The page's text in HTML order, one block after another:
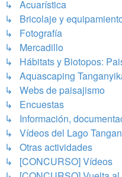
↳ Acuarística
↳ Bricolaje y
↳ Fotografía
↳ Mercadillo
↳ Hábitats y Biotopos:
↳ Aquascaping
↳ Webs de paisajismo
↳ Encuestas
↳ Información,
↳ Vídeos del Lago
↳ Otras actividades
↳ [CONCURSO] Vídeos